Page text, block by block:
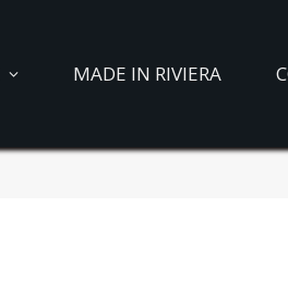
MADE IN RIVIERA